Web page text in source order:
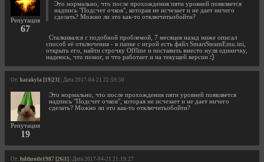
Репутация
67
Это нормально, что после прохождения пяти уровней появляется
надпись "Подсчет очков", которая не исчезает и не дает ничего
сделать? Можно ли это как-то отключитьобойти?
Сталкивался с подобной проблемой, 7 месяцев назад ниже описал
способ её отключения - в папке с игрой есть файл SmartSteamEmu.ini,
открыть его, найти строчку Offline и поставить вместо нуля единичку,
надеюсь, что помог, и что работает и на текущей версии
От: karakyla [19|23] | Дата 2017-04-21 22:59:50
Репутация
19
Это нормально, что после прохождения пяти уровней появляется
надпись "Подсчет очков", которая не исчезает и не дает ничего
сделать? Можно ли это как-то отключитьобойти?
От: fulthrotle1987 [26|1] | Дата 2017-04-21 21:19:27